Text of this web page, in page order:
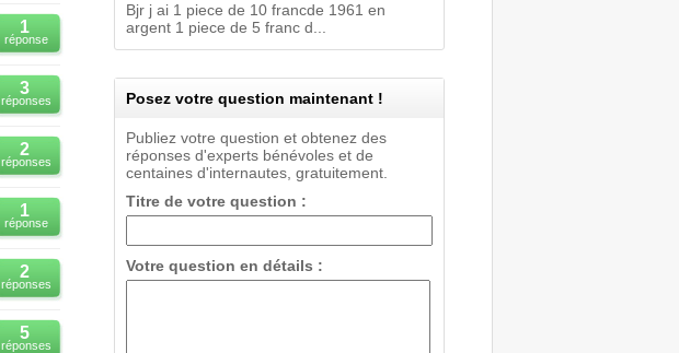
1
réponse
3
réponses
2
réponses
1
réponse
2
réponses
5
réponses
Bjr j ai 1 piece de 10 francde 1961 en
argent 1 piece de 5 franc d...
Posez votre question maintenant !
Publiez votre question et obtenez des
réponses d'experts bénévoles et de
centaines d'internautes, gratuitement.
Titre de votre question :
Votre question en détails :